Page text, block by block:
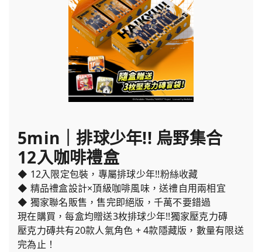
5min｜排球少年!! 烏野集合
12入咖啡禮盒
◆ 12入限定包裝，專屬排球少年!!粉絲收藏
◆ 精品禮盒設計×頂級咖啡風味，送禮自用兩相宜
◆ 獨家聯名販售，售完即絕版，千萬不要錯過
現在購買，每盒均贈送3枚排球少年!!獨家壓克力磚
壓克力磚共有20款人氣角色 + 4款隱藏版，數量有限送
完為止！